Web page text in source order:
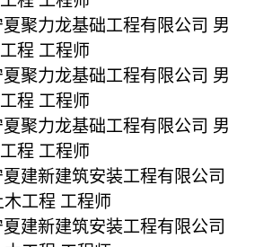
聚力龙基础工程有限公司 男
程 工程师
聚力龙基础工程有限公司 男
程 工程师
聚力龙基础工程有限公司 男
程 工程师
建新建筑安装工程有限公司
工程 工程师
建新建筑安装工程有限公司